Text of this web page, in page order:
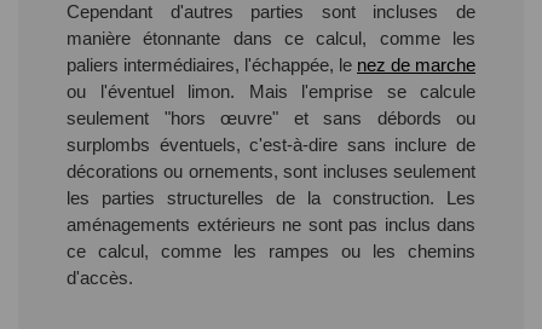
Cependant d'autres parties sont incluses de
manière étonnante dans ce calcul, comme les
paliers intermédiaires, l'échappée, le nez de marche
ou l'éventuel limon. Mais l'emprise se calcule
seulement "hors œuvre" et sans débords ou
surplombs éventuels, c'est-à-dire sans inclure de
décorations ou ornements, sont incluses seulement
les parties structurelles de la construction. Les
aménagements extérieurs ne sont pas inclus dans
ce calcul, comme les rampes ou les chemins
d'accès.